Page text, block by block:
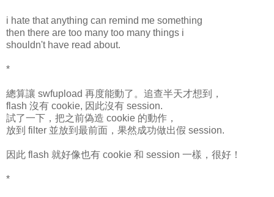
i hate that anything can remind me something
then there are too many too many things i
shouldn't have read about.
*
總算讓 swfupload 再度能動了。追查半天才想到，
flash 沒有 cookie, 因此沒有 session.
試了一下，把之前偽造 cookie 的動作，
放到 filter 並放到最前面，果然成功做出假 session.
因此 flash 就好像也有 cookie 和 session 一樣，很好！
*